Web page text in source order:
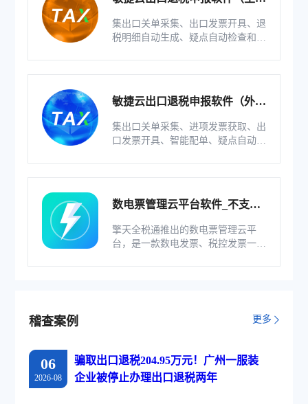
集出口关单采集、出口发票开具、退
税明细自动生成、疑点自动检查和调
敏捷云出口退税申报软件（外贸
集出口关单采集、进项发票获取、出
口发票开具、智能配单、疑点自动检
数电票管理云平台软件_不支持
擎天全税通推出的数电票管理云平
台，是一款数电发票、税控发票一体
稽查案例 更多
06
2026-08
骗取出口退税204.95万元！广州一服装
企业被停止办理出口退税两年